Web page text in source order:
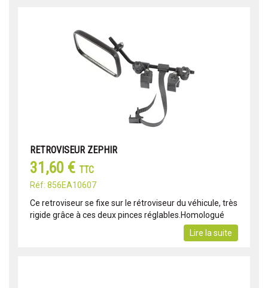
RETROVISEUR ZEPHIR
31,60 € TTC
Réf: 856EA10607
Ce retroviseur se fixe sur le rétroviseur du véhicule, très
rigide grâce à ces deux pinces réglables.Homologué
Lire la suite